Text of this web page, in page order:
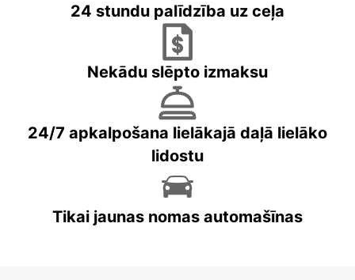
24 stundu palīdzība uz ceļa
Nekādu slēpto izmaksu
24/7 apkalpošana lielākajā daļā lielāko
lidostu
Tikai jaunas nomas automašīnas